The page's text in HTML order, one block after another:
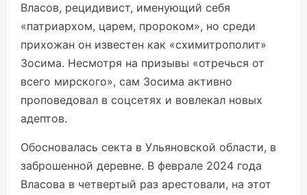
Власов, рецидивист, именующий себя
«патриархом, царем, пророком», но среди
прихожан он известен как «схимитрополит»
Зосима. Несмотря на призывы «отречься от
всего мирского», сам Зосима активно
проповедовал в соцсетях и вовлекал новых
адептов.
Обосновалась секта в Ульяновской области, в
заброшенной деревне. В феврале 2024 года
Власова в четвертый раз арестовали, на этот